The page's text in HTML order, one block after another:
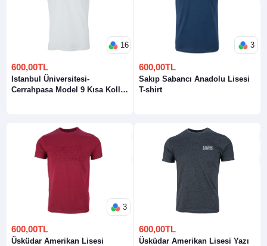
16
600,00TL
Istanbul Üniversitesi-
Cerrahpasa Model 9 Kısa Kollu
3
600,00TL
Sakıp Sabancı Anadolu Lisesi
T-shirt
3
600,00TL
Üsküdar Amerikan Lisesi
600,00TL
Üsküdar Amerikan Lisesi Yazı